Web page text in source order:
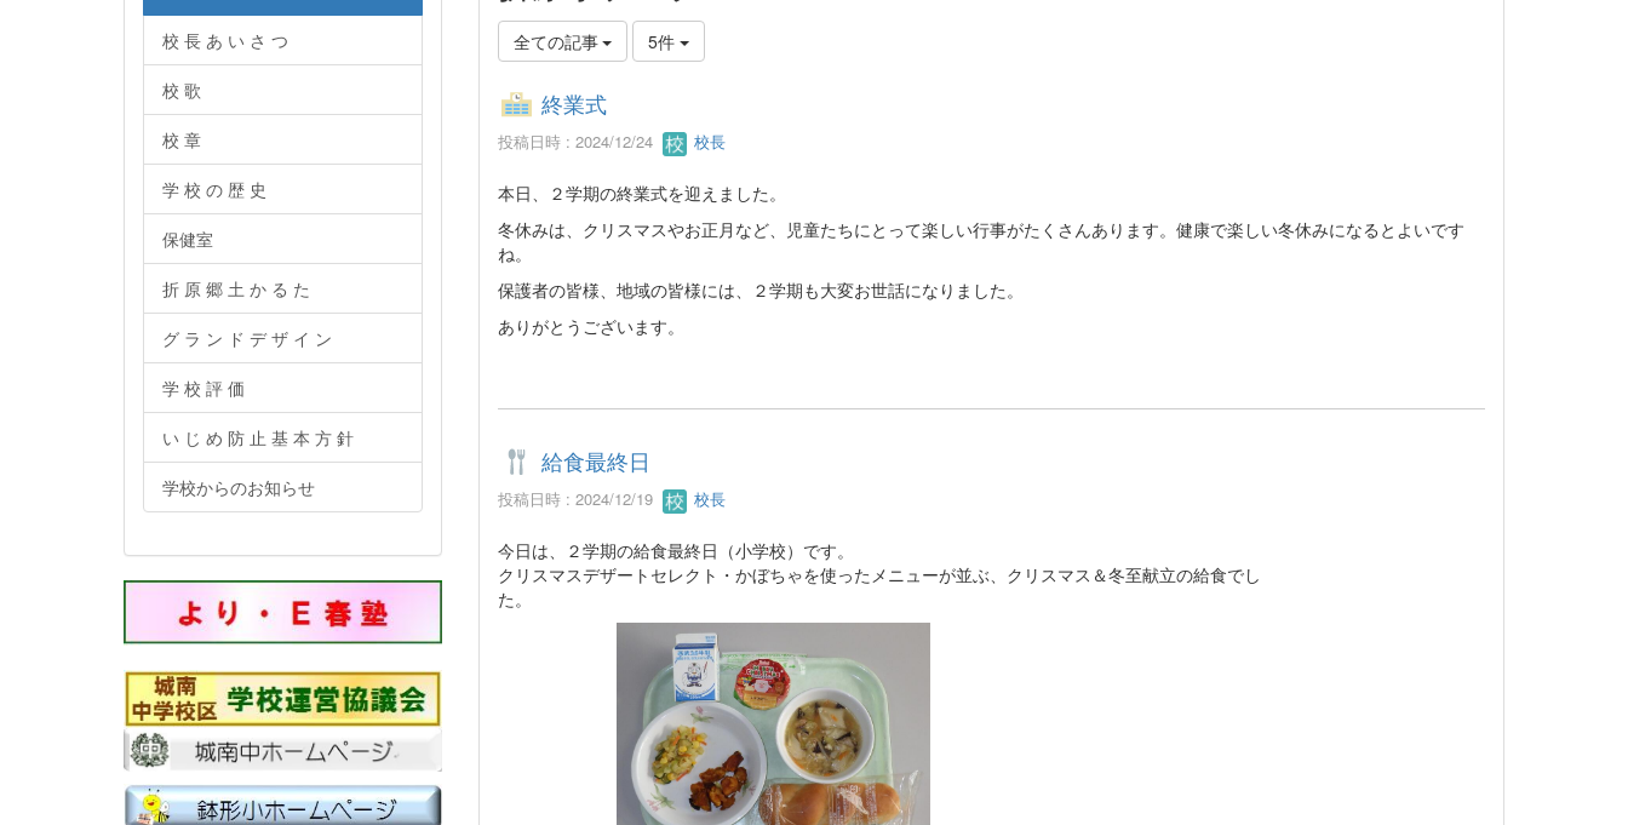
全ての記事 5件
終業式
投稿日時 : 2024/12/24 校長
本日、２学期の終業式を迎えました。
冬休みは、クリスマスやお正月など、児童たちにとって楽しい行事がたくさんあります。健康で楽しい冬休みになるとよいです
ね。
保護者の皆様、地域の皆様には、２学期も大変お世話になりました。
ありがとうございます。
給食最終日
投稿日時 : 2024/12/19 校長
今日は、２学期の給食最終日（小学校）です。
クリスマスデザートセレクト・かぼちゃを使ったメニューが並ぶ、クリスマス＆冬至献立の給食でし
た。
校 長 あ い さ つ
校 歌
校 章
学 校 の 歴 史
保健室
折 原 郷 土 か る た
グ ラ ン ド デ ザ イ ン
学 校 評 価
い じ め 防 止 基 本 方 針
学校からのお知らせ